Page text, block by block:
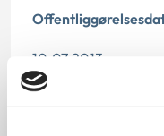
10.07.2013
Paragraf